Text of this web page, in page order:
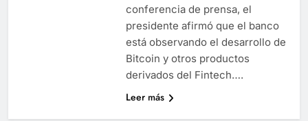
conferencia de prensa, el
presidente afirmó que el banco
está observando el desarrollo de
Bitcoin y otros productos
derivados del Fintech….
Leer más